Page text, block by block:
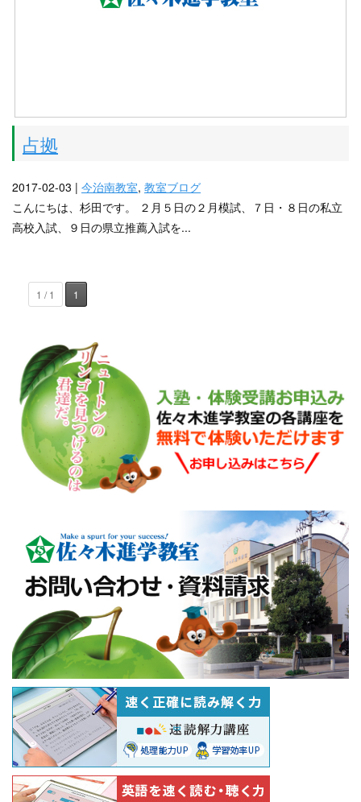
占拠
2017-02-03 | 今治南教室, 教室ブログ
こんにちは、杉田です。 ２月５日の２月模試、７日・８日の私立
高校入試、９日の県立推薦入試を...
1 / 1 1